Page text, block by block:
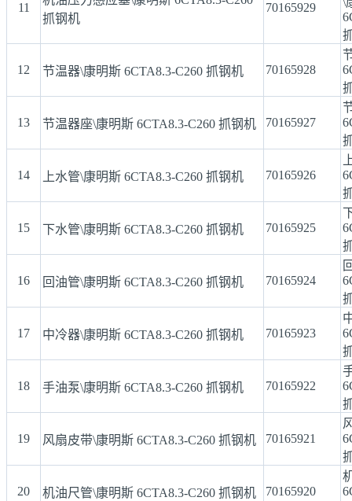
11
抓钢机
70165929
12 节温器\康明斯 6CTA8.3-C260 抓钢机 70165928
13 节温器座\康明斯 6CTA8.3-C260 抓钢机 70165927
14 上水管\康明斯 6CTA8.3-C260 抓钢机 70165926
15 下水管\康明斯 6CTA8.3-C260 抓钢机 70165925
16 回油管\康明斯 6CTA8.3-C260 抓钢机 70165924
17 中冷器\康明斯 6CTA8.3-C260 抓钢机 70165923
18 手油泵\康明斯 6CTA8.3-C260 抓钢机 70165922
19 风扇皮带\康明斯 6CTA8.3-C260 抓钢机 70165921
20 机油尺管\康明斯 6CTA8.3-C260 抓钢机 70165920